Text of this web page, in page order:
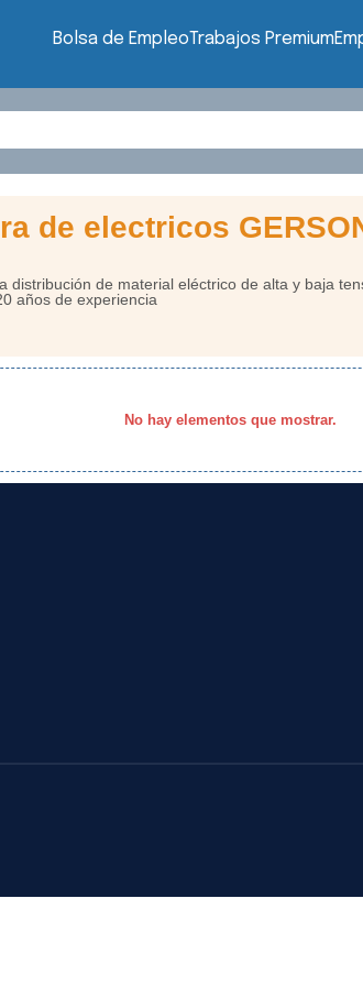
Bolsa de EmpleoTrabajos Premium
de electricos
distribución de material eléctrico de alta y baja
años de experiencia
No hay elementos que mostrar.